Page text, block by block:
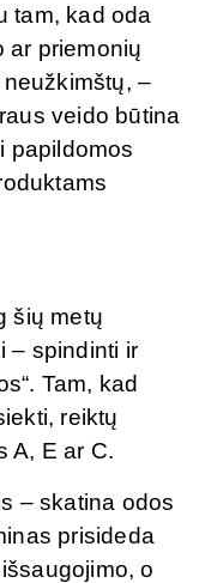
tam, kad oda
ar priemonių
–
veido būtina
papildomos
šių metų
– spindinti ir
Tam, kad
reiktų
A, E ar C.
– skatina odos
prisideda
o